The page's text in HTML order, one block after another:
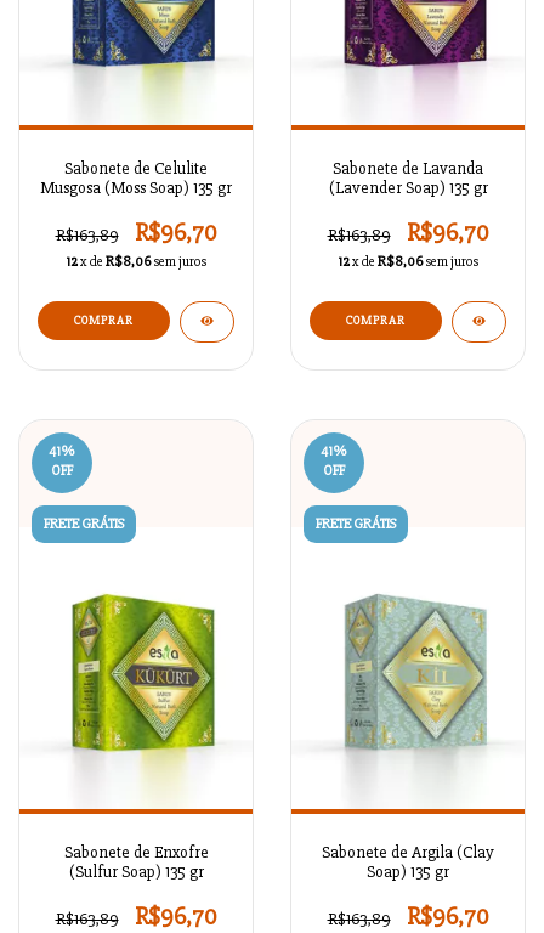
Sabonete de Celulite
Musgosa (Moss Soap) 135 gr
R$163,89 R$96,70
12x de R$8,06 sem juros
Sabonete de Lavanda
(Lavender Soap) 135 gr
R$163,89 R$96,70
12x de R$8,06 sem juros
41%
OFF
FRETE GRÁTIS
Sabonete de Enxofre
(Sulfur Soap) 135 gr
R$163,89 R$96,70
41%
OFF
FRETE GRÁTIS
Sabonete de Argila (Clay
Soap) 135 gr
R$163,89 R$96,70